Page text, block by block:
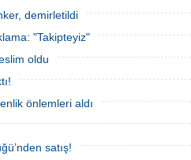
demirletildi
"Takipteyiz"
oldu
önlemleri aldı
satış!